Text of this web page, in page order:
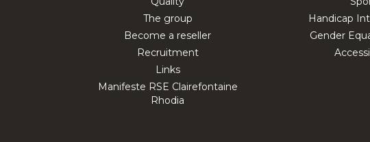
The group
Become a reseller
Recruitment
Links
Manifeste RSE Clairefontaine
Rhodia
Handicap
Gender